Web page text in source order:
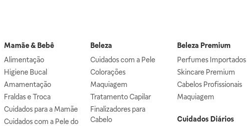
Mamãe & Bebê
Alimentação
Higiene Bucal
Amamentação
Fraldas e Troca
Cuidados para a Mamãe
Cuidados com a Pele do
Beleza
Cuidados com a Pele
Colorações
Maquiagem
Tratamento Capilar
Finalizadores para
Cabelo
Beleza Premium
Perfumes Importados
Skincare Premium
Cabelos Profissionais
Maquiagem
Cuidados Diários